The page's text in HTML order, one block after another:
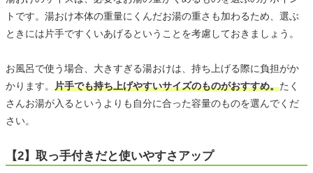
トです。湯おけ本体の重量にくんだお湯の重さも加わるため、選ぶ
ときには片手ですくいあげるということを考慮しておきましょう。
お風呂で使う場合、大きすぎる湯おけは、持ち上げる際に負担がか
かります。 片手でも持ち上げやすいサイズのものがおすすめ。たく
さんお湯が入るというよりも自分に合った容量のものを選んでくだ
さい。
【2】取っ手付きだと使いやすさアップ